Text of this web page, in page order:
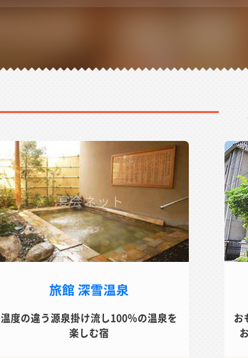
旅館 深雪温泉
温度の違う源泉掛け流し100％の温泉を
楽しむ宿
お